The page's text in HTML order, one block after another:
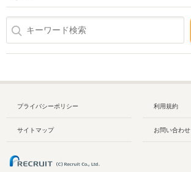
プライバシーポリシー 利用規約
サイトマップ お問い合わせ